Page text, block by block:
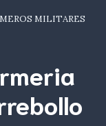
MILITARES